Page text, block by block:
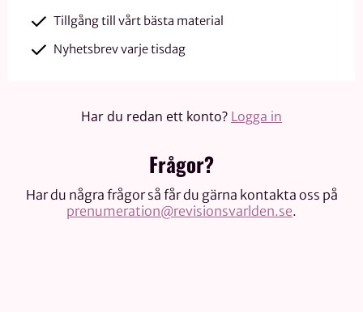
Tillgång till vårt bästa material
Nyhetsbrev varje tisdag
Har du redan ett konto? Logga in
Frågor?
Har du några frågor så får du gärna kontakta oss på
prenumeration@revisionsvarlden.se.